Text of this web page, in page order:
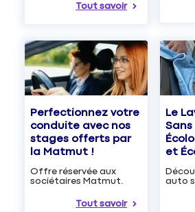
Tout savoir
Perfectionnez votre
conduite avec nos
stages offerts par
la Matmut !
Offre réservée aux
sociétaires Matmut.
Tout savoir
Le
Sans
et
auto